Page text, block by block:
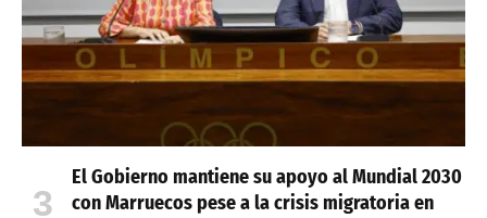
El Gobierno mantiene su apoyo al Mundial 2030
con Marruecos pese a la crisis migratoria en